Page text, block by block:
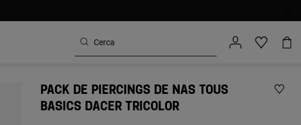
PACK DE PIERCINGS DE NAS TOUS
BASICS DACER TRICOLOR